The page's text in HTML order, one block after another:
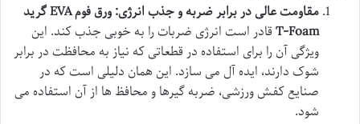
مقاومت عالی در برابر ضربه و جذب انرژی:
ورق فوم EVA گرید
T-Foamقادر است انرژی ضربات را به خوبی جذب کند. این
ویژگی آن را برای استفاده در قطعاتی که نیاز به محافظت در برابر
شوک دارند، ایده آل می سازد. این همان دلیلی است که در
صنایع کفش ورزشی، ضربه گیرها و محافظ ها از آن استفاده می
شود.